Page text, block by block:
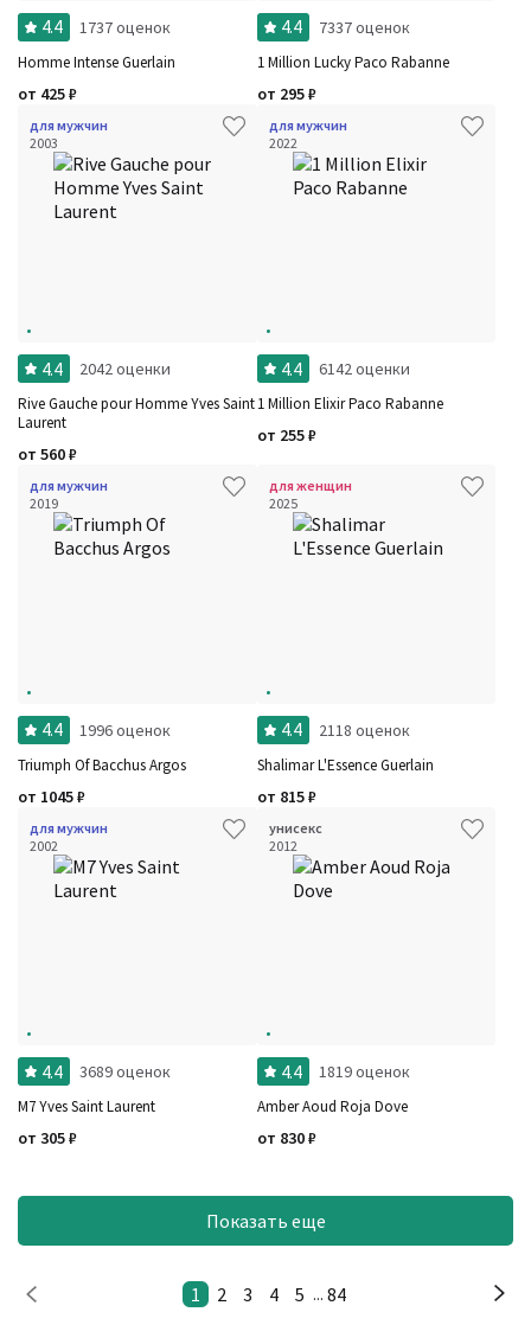
4.4 1737 оценок
Homme Intense Guerlain
от 425₽
4.4 7337 оценок
1 Million Lucky Paco Rabanne
от 295₽
для мужчин
2003
4.4 2042 оценки
Rive Gauche pour Homme Yves Saint
Laurent
от 560₽
для мужчин
2022
4.4 6142 оценки
1 Million Elixir Paco Rabanne
от 255₽
для мужчин
2019
4.4 1996 оценок
Triumph Of Bacchus Argos
от 1045₽
для женщин
2025
4.4 2118 оценок
Shalimar L'Essence Guerlain
от 815₽
для мужчин
2002
4.4 3689 оценок
M7 Yves Saint Laurent
от 305₽
унисекс
2012
4.4 1819 оценок
Amber Aoud Roja Dove
от 830₽
Показать еще
1 2 3 4 5 ... 84